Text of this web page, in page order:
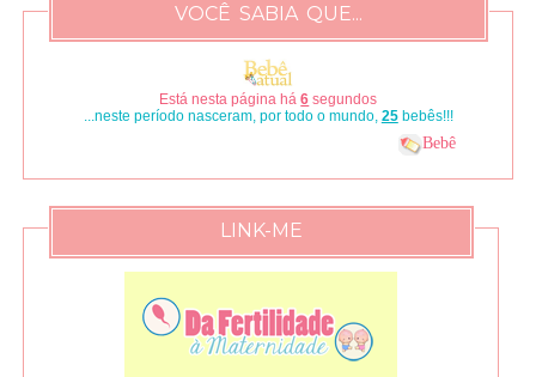
VOCÊ SABIA QUE...
Está nesta página há7 segundos
...neste período nasceram, por todo o mundo, 29bebês!!!
Bebê
LINK-ME